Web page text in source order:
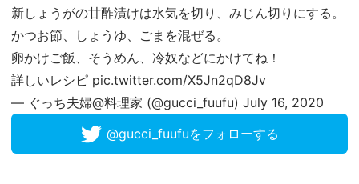
新しょうがの甘酢漬けは水気を切り、みじん切りにする。
かつお節、しょうゆ、ごまを混ぜる。
卵かけご飯、そうめん、冷奴などにかけてね！
詳しいレシピ pic.twitter.com/X5Jn2qD8Jv
— ぐっち夫婦@料理家 (@gucci_fuufu) July 16, 2020
@gucci_fuufuをフォローする